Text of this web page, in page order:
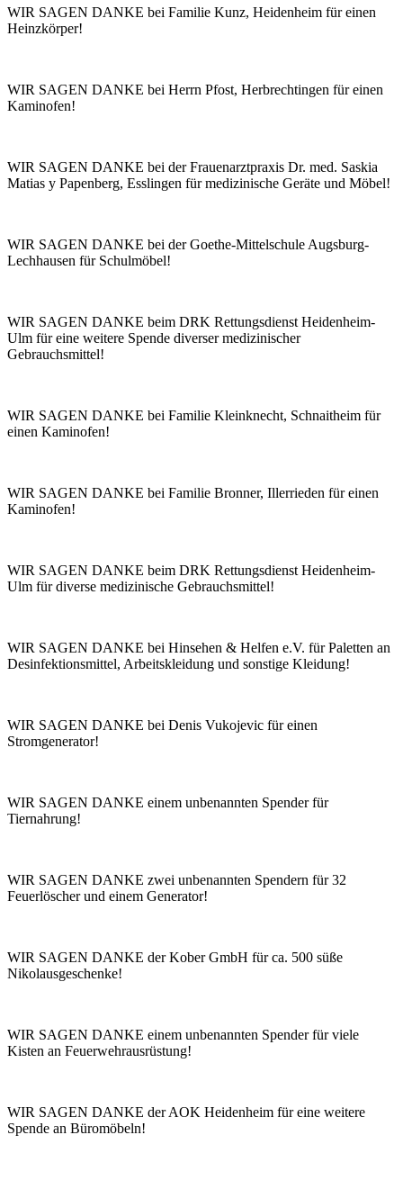
WIR SAGEN DANKE bei Familie Kunz, Heidenheim für einen
Heinzkörper!
WIR SAGEN DANKE bei Herrn Pfost, Herbrechtingen für einen
Kaminofen!
WIR SAGEN DANKE bei der Frauenarztpraxis Dr. med. Saskia
Matias y Papenberg, Esslingen für medizinische Geräte und Möbel!
WIR SAGEN DANKE bei der Goethe-Mittelschule Augsburg-
Lechhausen für Schulmöbel!
WIR SAGEN DANKE beim DRK Rettungsdienst Heidenheim-
Ulm für eine weitere Spende diverser medizinischer
Gebrauchsmittel!
WIR SAGEN DANKE bei Familie Kleinknecht, Schnaitheim für
einen Kaminofen!
WIR SAGEN DANKE bei Familie Bronner, Illerrieden für einen
Kaminofen!
WIR SAGEN DANKE beim DRK Rettungsdienst Heidenheim-
Ulm für diverse medizinische Gebrauchsmittel!
WIR SAGEN DANKE bei Hinsehen & Helfen e.V. für Paletten an
Desinfektionsmittel, Arbeitskleidung und sonstige Kleidung!
WIR SAGEN DANKE bei Denis Vukojevic für einen
Stromgenerator!
WIR SAGEN DANKE einem unbenannten Spender für
Tiernahrung!
WIR SAGEN DANKE zwei unbenannten Spendern für 32
Feuerlöscher und einem Generator!
WIR SAGEN DANKE der Kober GmbH für ca. 500 süße
Nikolausgeschenke!
WIR SAGEN DANKE einem unbenannten Spender für viele
Kisten an Feuerwehrausrüstung!
WIR SAGEN DANKE der AOK Heidenheim für eine weitere
Spende an Büromöbeln!